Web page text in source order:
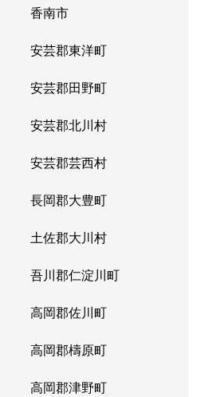
香南市
安芸郡東洋町
安芸郡田野町
安芸郡北川村
安芸郡芸西村
長岡郡大豊町
土佐郡大川村
吾川郡仁淀川町
高岡郡佐川町
高岡郡檮原町
高岡郡津野町